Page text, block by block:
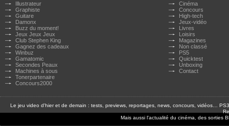
Illustrateur
Graphiste
Guitare
Damonx
Buzz du moment!
Jeux Jeux Jeux
Club Stephen King
Gagnez des cadeaux
Winbuz
Gamatomic
Secondes Peaux
Machines à sous
Tonerpartenaire
Concours2000
Cinéma
Concours
High-tech
Jeux-vidéo
Livres
Loisirs
Magazines
Non classé
PS5
Quicktest
Unboxing
Contact
Le jeu video d'hier et de demain : tests, previews, reportages, news, concours, vidéos…
Mais aussi l'actualité du cinéma, des sorties